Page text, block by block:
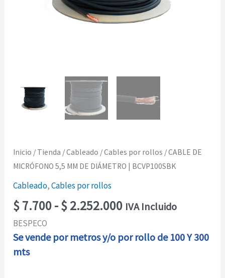
Inicio / Tienda /Cableado /Cables por rollos / CABLE DE
MICRÓFONO 5,5 MM DE DIÁMETRO | BCVP100SBK
Cableado,Cables por rollos
$7.700-$2.252.000 IVA Incluido
BESPECO
Se vende por metros y/o por rollo de 100 Y 300
mts